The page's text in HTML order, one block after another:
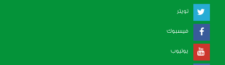
تويتر
فيسبوك
يوتيوب